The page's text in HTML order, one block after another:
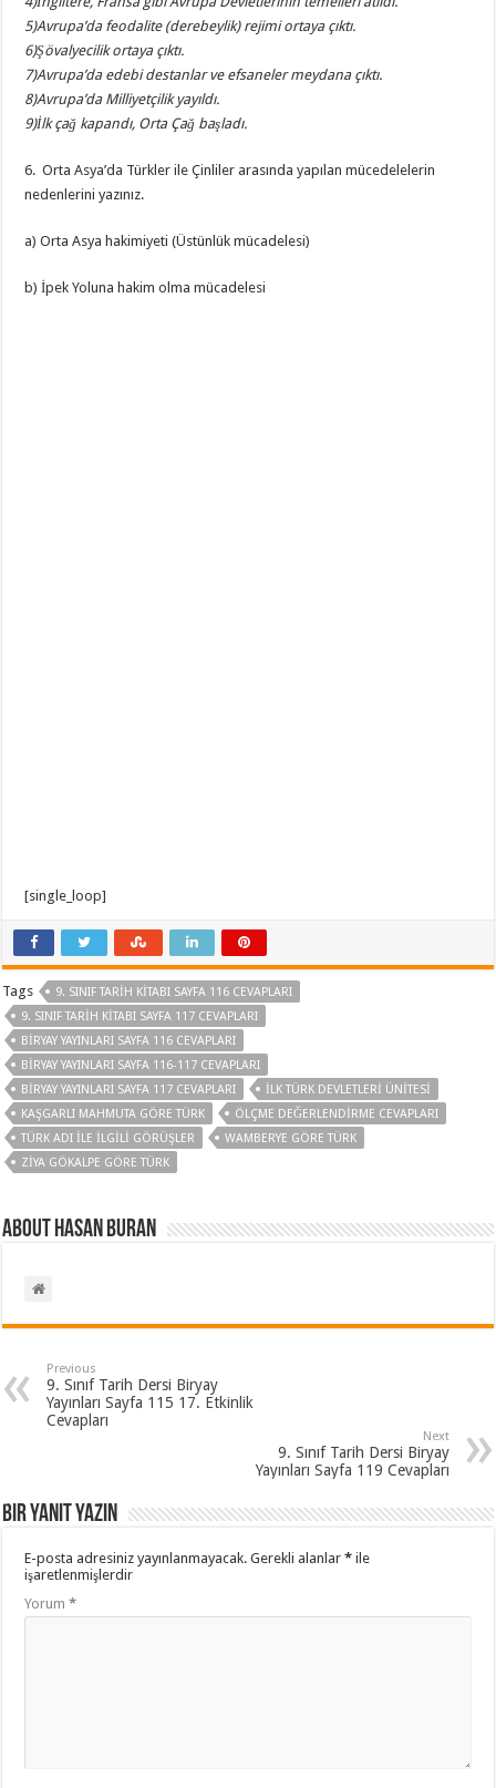
5)Avrupa’da feodalite (derebeylik) rejimi ortaya çıktı.
6)Şövalyecilik ortaya çıktı.
7)Avrupa’da edebi destanlar ve efsaneler meydana çıktı.
8)Avrupa’da Milliyetçilik yayıldı.
9)İlk çağ kapandı, Orta Çağ başladı.
6. Orta Asya’da Türkler ile Çinliler arasında yapılan mücedelelerin
nedenlerini yazınız.
a) Orta Asya hakimiyeti (Üstünlük mücadelesi)
b) İpek Yoluna hakim olma mücadelesi
[single_loop]
Tags
9. SINIF TARIH KITABI SAYFA 116 CEVAPLARI
9. SINIF TARIH KITABI SAYFA 117 CEVAPLARI
BIRYAY YAYINLARI SAYFA 116 CEVAPLARI
BIRYAY YAYINLARI SAYFA 116-117 CEVAPLARI
BIRYAY YAYINLARI SAYFA 117 CEVAPLARI
İLK TÜRK DEVLETLERI ÜNITESI
KAŞGARLI MAHMUTA GÖRE TÜRK
ÖLÇME DEĞERLENDIRME CEVAPLARI
TÜRK ADI ILE ILGILI GÖRÜŞLER
WAMBERYE GÖRE TÜRK
ZIYA GÖKALPE GÖRE TÜRK
About Hasan BURAN
Previous
9. Sınıf Tarih Dersi Biryay
Yayınları Sayfa 115 17. Etkinlik
Cevapları
Next
9. Sınıf Tarih Dersi Biryay
Yayınları Sayfa 119 Cevapları
Bir yanıt yazın
E-posta adresiniz yayınlanmayacak. Gerekli alanlar* ile
işaretlenmişlerdir
Yorum*